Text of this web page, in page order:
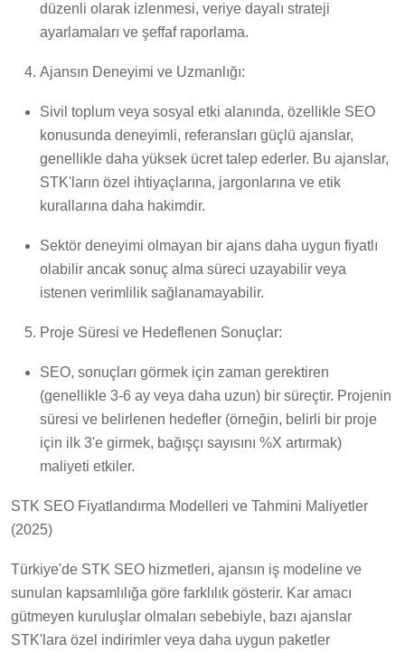
düzenli olarak izlenmesi, veriye dayalı strateji
ayarlamaları ve şeffaf raporlama.
Ajansın Deneyimi ve Uzmanlığı:
Sivil toplum veya sosyal etki alanında, özellikle SEO
konusunda deneyimli, referansları güçlü ajanslar,
genellikle daha yüksek ücret talep ederler. Bu ajanslar,
STK'ların özel ihtiyaçlarına, jargonlarına ve etik
kurallarına daha hakimdir.
Sektör deneyimi olmayan bir ajans daha uygun fiyatlı
olabilir ancak sonuç alma süreci uzayabilir veya
istenen verimlilik sağlanamayabilir.
Proje Süresi ve Hedeflenen Sonuçlar:
SEO, sonuçları görmek için zaman gerektiren
(genellikle 3-6 ay veya daha uzun) bir süreçtir. Projenin
süresi ve belirlenen hedefler (örneğin, belirli bir proje
için ilk 3'e girmek, bağışçı sayısını %X artırmak)
maliyeti etkiler.
STK SEO Fiyatlandırma Modelleri ve Tahmini Maliyetler
(2025)
Türkiye'de STK SEO hizmetleri, ajansın iş modeline ve
sunulan kapsamlılığa göre farklılık gösterir. Kar amacı
gütmeyen kuruluşlar olmaları sebebiyle, bazı ajanslar
STK'lara özel indirimler veya daha uygun paketler